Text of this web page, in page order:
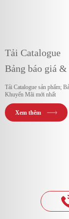
Tải Catalogue
Bảng báo giá
Tải Catalogue sản phẩm;
Khuyến Mãi mới nhất
Xem thêm